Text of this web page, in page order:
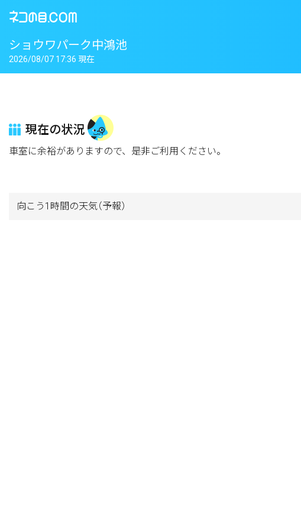
ショウワパーク中鴻池
2026/08/07 17:36 現在
現在の状況
車室に余裕がありますので、是非ご利用ください。
向こう1時間の天気（予報）